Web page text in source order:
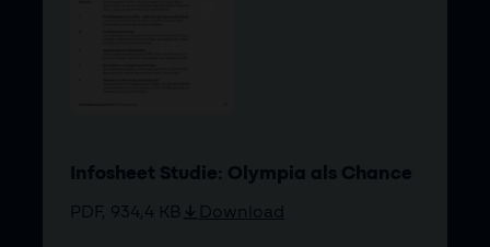
Infosheet Studie: Olympia als Chance
PDF, 934,4 KB Download